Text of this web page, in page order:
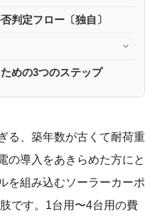
判定フロー〔独自〕
めの3つのステップ
る、築年数が古くて耐荷重
導入をあきらめた方にと
を組み込むソーラーカーポ
です。1台用〜4台用の費